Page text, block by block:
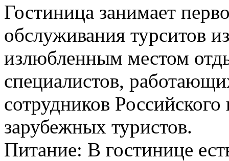
Гостиница занимает
обслуживания турситов
излюбленным местом
специалистов,
сотрудников
зарубежных туристов.
Питание: В гостинице